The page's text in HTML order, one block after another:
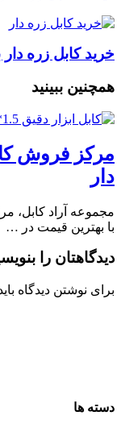
خرید کابل زره
همچنین ببینید
دار
با بهترین قیمت در …
دیدگاهتان را
برای نوشتن دیدگاه
دسته ها